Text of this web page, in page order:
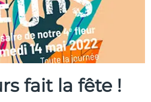
fait la fête !